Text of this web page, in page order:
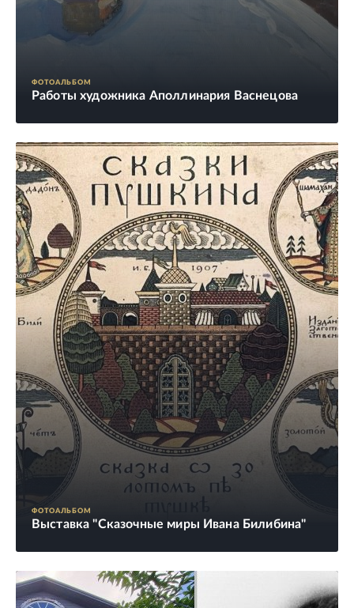
ФОТОАЛЬБОМ
Работы художника Аполлинария Васнецова
ФОТОАЛЬБОМ
Выставка "Сказочные миры Ивана Билибина"